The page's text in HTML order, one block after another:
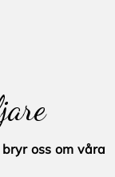
oss om våra